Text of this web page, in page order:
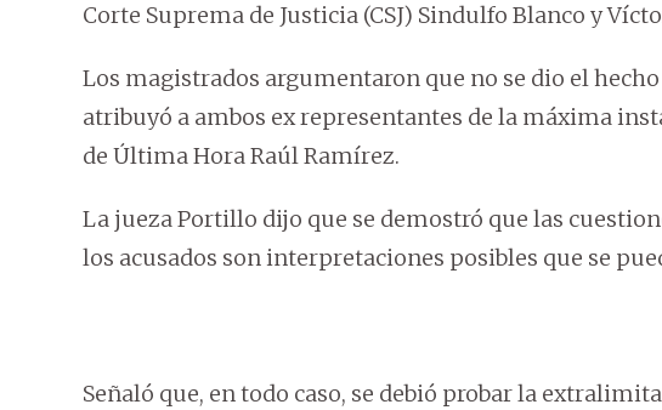
Corte Suprema de Justicia (CSJ) Sindulfo Blanco y
Los magistrados argumentaron que no se dio el
atribuyó a ambos ex representantes de la máxima
de Última Hora Raúl Ramírez.
La jueza Portillo dijo que se demostró que las
los acusados son interpretaciones posibles que se
Señaló que, en todo caso, se debió probar la